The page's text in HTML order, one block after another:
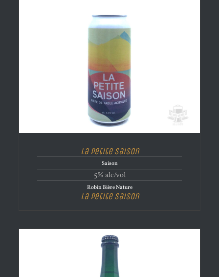
La Petite Saison
Saison
5% alc/vol
Robin Bière Nature
La Petite Saison